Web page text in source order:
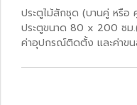
ประตูไม้สักชุด (บานคู่ หรือ
ประตูขนาด 80 x 200 ซม
ค่าอุปกรณ์ติดตั้ง และค่าขน